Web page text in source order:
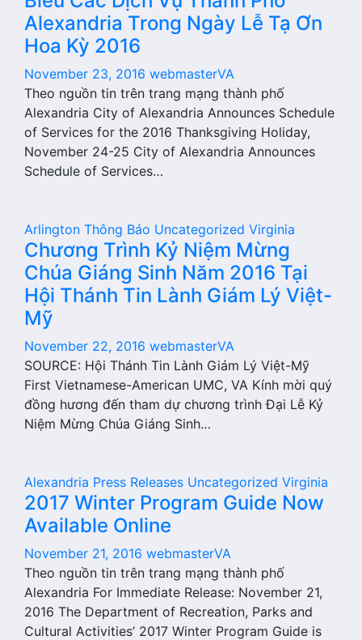
Alexandria Trong Ngày Lễ Tạ Ơn
Hoa Kỳ 2016
November 23, 2016 webmasterVA
Theo nguồn tin trên trang mạng thành phố
Alexandria City of Alexandria Announces Schedule
of Services for the 2016 Thanksgiving Holiday,
November 24-25 City of Alexandria Announces
Schedule of Services…
Arlington Thông Báo Uncategorized Virginia
Chương Trình Kỷ Niệm Mừng
Chúa Giáng Sinh Năm 2016 Tại
Hội Thánh Tin Lành Giám Lý Việt-
Mỹ
November 22, 2016 webmasterVA
SOURCE: Hội Thánh Tin Lành Giám Lý Việt-Mỹ
First Vietnamese-American UMC, VA Kính mời quý
đồng hương đến tham dự chương trình Đại Lễ Kỷ
Niệm Mừng Chúa Giáng Sinh…
Alexandria Press Releases Uncategorized Virginia
2017 Winter Program Guide Now
Available Online
November 21, 2016 webmasterVA
Theo nguồn tin trên trang mạng thành phố
Alexandria For Immediate Release: November 21,
2016 The Department of Recreation, Parks and
Cultural Activities’ 2017 Winter Program Guide is